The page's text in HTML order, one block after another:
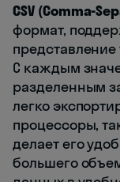
CSV (Comma-
формат,
С каждым
разделенным
легко
процессоры,
делает его
большего